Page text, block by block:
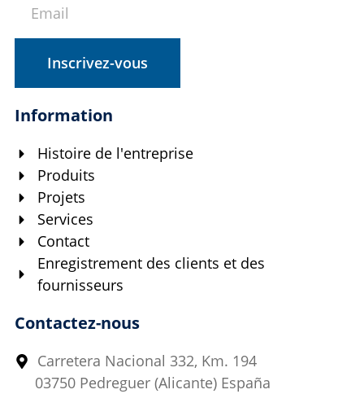
Inscrivez-vous
Information
Histoire de l'entreprise
Produits
Projets
Services
Contact
Enregistrement des clients et des
fournisseurs
Contactez-nous
Carretera Nacional 332, Km. 194
03750 Pedreguer (Alicante) España